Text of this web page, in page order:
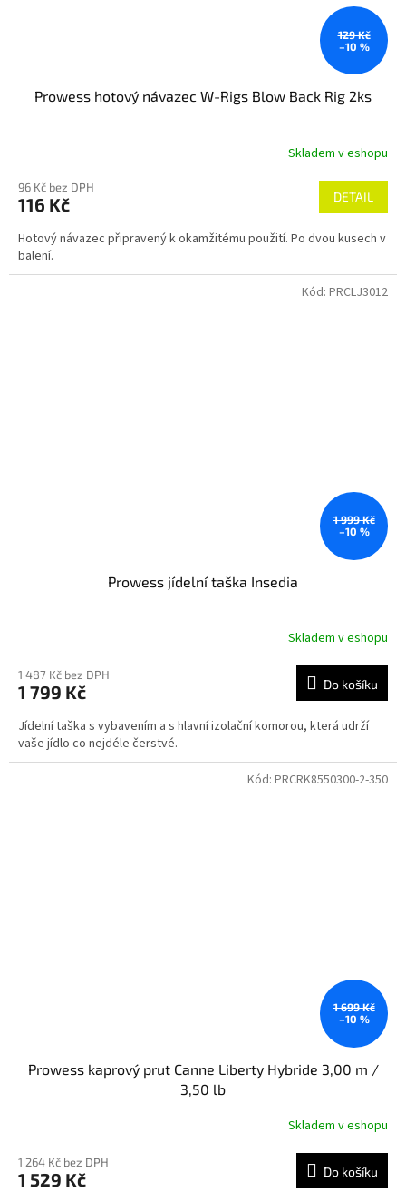
129 Kč
–10 %
Prowess hotový návazec W-Rigs Blow Back Rig 2ks
Skladem v eshopu
96 Kč bez DPH
116 Kč DETAIL
Hotový návazec připravený k okamžitému použití. Po dvou kusech v
balení.
1 999 Kč
–10 %
Prowess jídelní taška Insedia
Skladem v eshopu
1 487 Kč bez DPH
1 799 Kč Do košíku
Jídelní taška s vybavením a s hlavní izolační komorou, která udrží
vaše jídlo co nejdéle čerstvé.
Kód: PRCLJ3012
1 699 Kč
–10 %
Prowess kaprový prut Canne Liberty Hybride 3,00 m /
3,50 lb
Skladem v eshopu
1 264 Kč bez DPH
1 529 Kč Do košíku
Kód: PRCRK8550300-2-350